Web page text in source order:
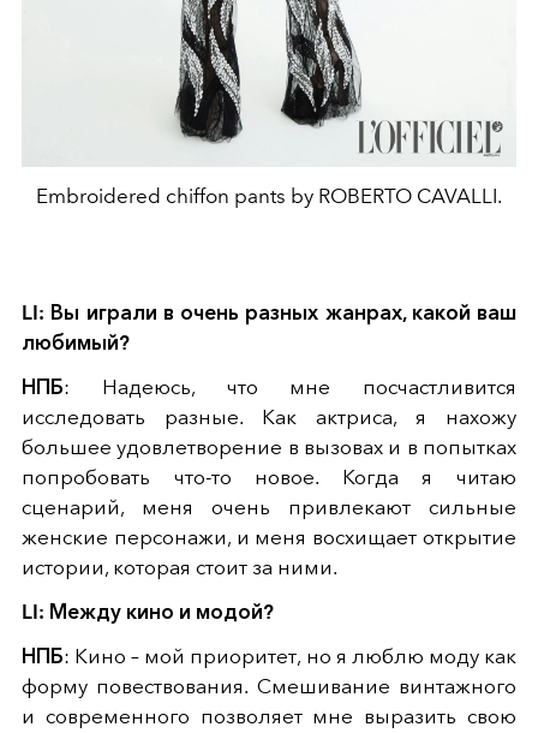
Embroidered chiffon pants by ROBERTO CAVALLI.
LI: Вы играли в очень разных жанрах, какой ваш
любимый?
НПБ: Надеюсь, что мне посчастливится
исследовать разные. Как актриса, я нахожу
большее удовлетворение в вызовах и в попытках
попробовать что-то новое. Когда я читаю
сценарий, меня очень привлекают сильные
женские персонажи, и меня восхищает открытие
истории, которая стоит за ними.
LI: Между кино и модой?
НПБ: Кино – мой приоритет, но я люблю моду как
форму повествования. Смешивание винтажного
и современного позволяет мне выразить свою